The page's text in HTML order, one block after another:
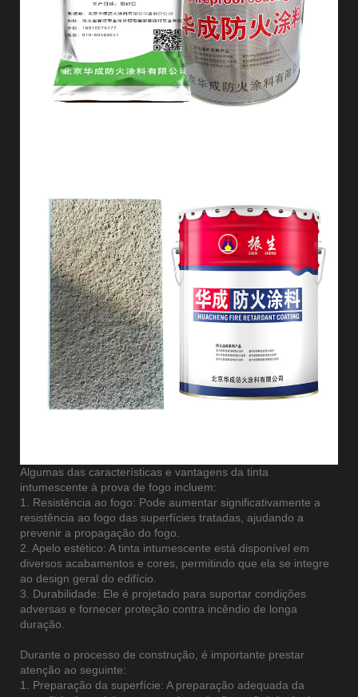
Algumas das características e vantagens da tinta
intumescente à prova de fogo incluem:
1. Resistência ao fogo: Pode aumentar significativamente a
resistência ao fogo das superfícies tratadas, ajudando a
prevenir a propagação do fogo.
2. Apelo estético: A tinta intumescente está disponível em
diversos acabamentos e cores, permitindo que ela se integre
ao design geral do edifício.
3. Durabilidade: Ele é projetado para suportar condições
adversas e fornecer proteção contra incêndio de longa
duração.
Durante o processo de construção, é importante prestar
atenção ao seguinte:
1. Preparação da superfície: A preparação adequada da